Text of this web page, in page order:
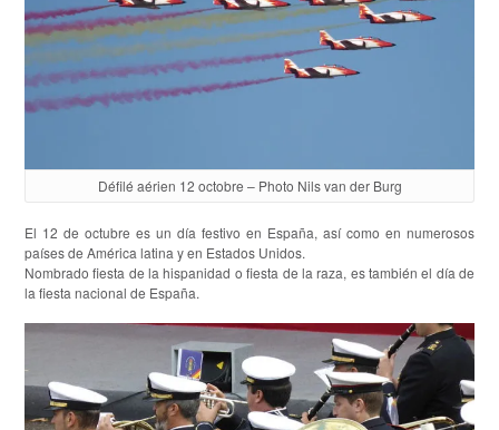
Défilé aérien 12 octobre – Photo Nils van der Burg
El 12 de octubre es un día festivo en España, así como en numerosos
países de América latina y en Estados Unidos.
Nombrado fiesta de la hispanidad o fiesta de la raza, es también el día de
la fiesta nacional de España.